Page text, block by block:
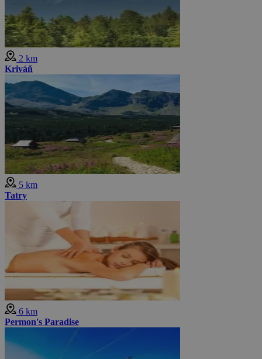
2 km
Kriváň
5 km
Tatry
6 km
Permon's Paradise